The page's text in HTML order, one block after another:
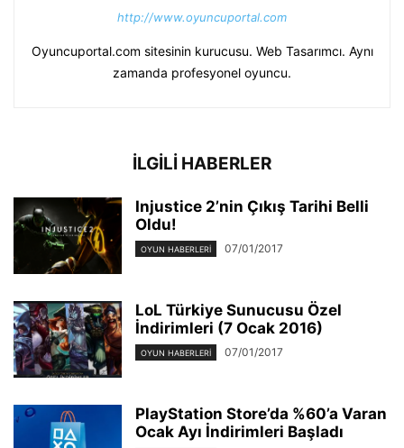
http://www.oyuncuportal.com
Oyuncuportal.com sitesinin kurucusu. Web Tasarımcı. Aynı
zamanda profesyonel oyuncu.
İLGİLİ HABERLER
Injustice 2’nin Çıkış Tarihi Belli
Oldu!
OYUN HABERLERI 07/01/2017
LoL Türkiye Sunucusu Özel
İndirimleri (7 Ocak 2016)
OYUN HABERLERI 07/01/2017
PlayStation Store’da %60’a Varan
Ocak Ayı İndirimleri Başladı